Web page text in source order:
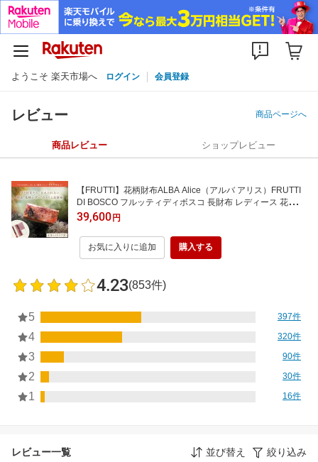
ようこそ 楽天市場へ ログイン 会員登録
レビュー 商品ページへ
商品レビュー ショップレビュー
【FRUTTI】花柄財布ALBA Alice（アルバ アリス）FRUTTI
DI BOSCO フルッティディボスコ 長財布 レディース 花柄長
財布 ブランド長財布 レディース長財布 エナメル アートレザ
ー ピンク スリム財布 かわいい長財布 本革 可愛い おしゃれ
花柄 女性用長財布 356-1032-22-8054
39,600円
お気に入りに追加 購入する
4.23(853件)
5 397件
4 320件
3 90件
2 30件
1 16件
レビュー一覧 並び替え 絞り込み